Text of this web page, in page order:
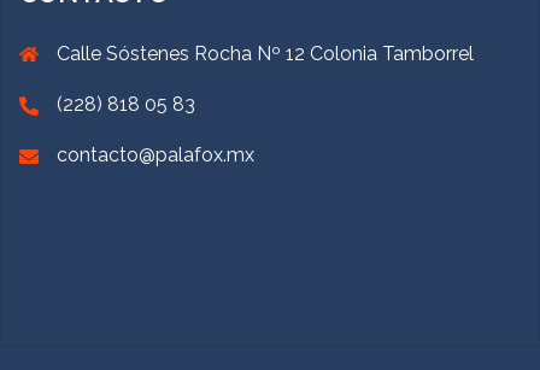
Calle Sóstenes Rocha Nº 12 Colonia Tamborrel
(228) 818 05 83
contacto@palafox.mx